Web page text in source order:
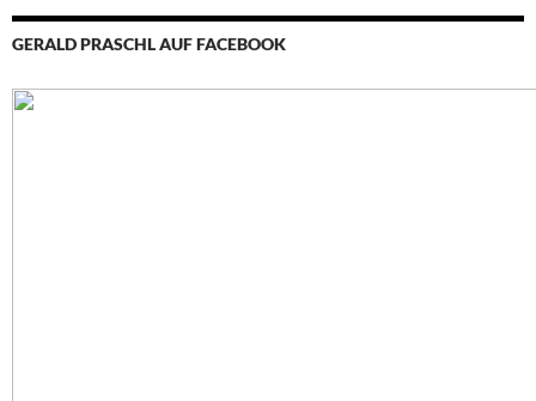
GERALD PRASCHL AUF FACEBOOK